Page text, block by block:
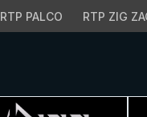
RTP PALCO RTP ZIG